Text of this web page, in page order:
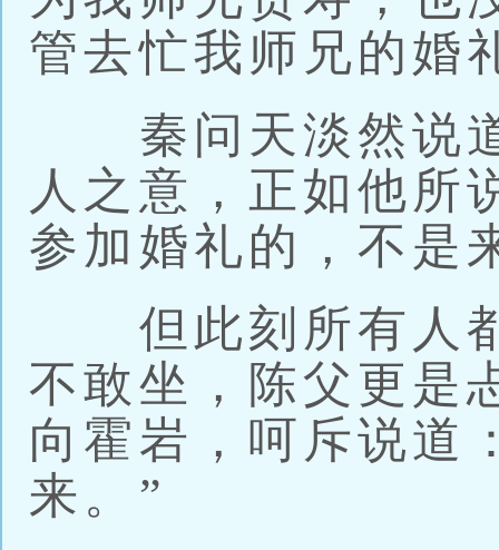
管去忙我师兄的婚
秦问天淡然说道
人之意，正如他所
参加婚礼的，不是
但此刻所有人都
不敢坐，陈父更是
向霍岩，呵斥说道
来。”